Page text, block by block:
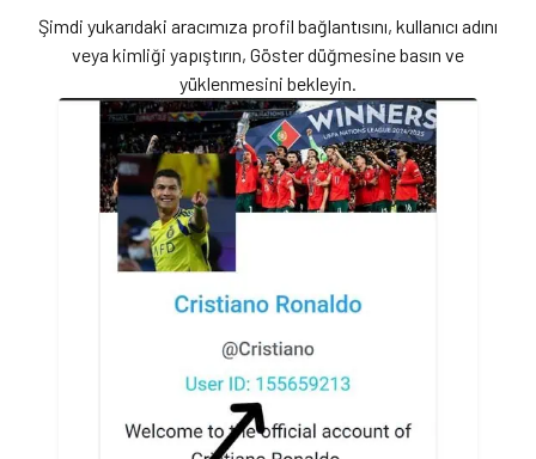
Şimdi yukarıdaki aracımıza profil bağlantısını, kullanıcı adını
veya kimliği yapıştırın, Göster düğmesine basın ve
yüklenmesini bekleyin.